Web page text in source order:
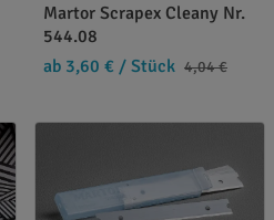
Martor Scrapex Cleany Nr.
544.08
ab 3,60 € / Stück 4,04 €